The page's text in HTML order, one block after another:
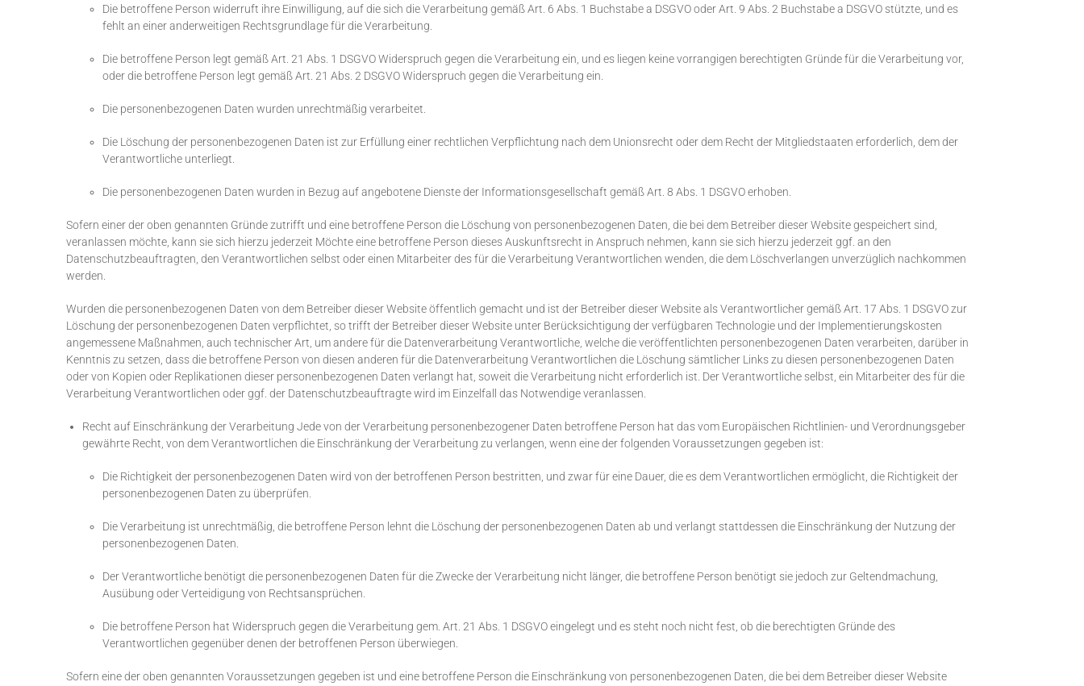
Die betroffene Person widerruft ihre Einwilligung, auf die sich die Verarbeitung gemäß Art. 6 Abs. 1 Buchstabe a DSGVO oder Art. 9 Abs. 2 Buchstabe a DSGVO stützte, und es
fehlt an einer anderweitigen Rechtsgrundlage für die Verarbeitung.
Die betroffene Person legt gemäß Art. 21 Abs. 1 DSGVO Widerspruch gegen die Verarbeitung ein, und es liegen keine vorrangigen berechtigten Gründe für die Verarbeitung vor,
oder die betroffene Person legt gemäß Art. 21 Abs. 2 DSGVO Widerspruch gegen die Verarbeitung ein.
Die personenbezogenen Daten wurden unrechtmäßig verarbeitet.
Die Löschung der personenbezogenen Daten ist zur Erfüllung einer rechtlichen Verpflichtung nach dem Unionsrecht oder dem Recht der Mitgliedstaaten erforderlich, dem der
Verantwortliche unterliegt.
Die personenbezogenen Daten wurden in Bezug auf angebotene Dienste der Informationsgesellschaft gemäß Art. 8 Abs. 1 DSGVO erhoben.
Sofern einer der oben genannten Gründe zutrifft und eine betroffene Person die Löschung von personenbezogenen Daten, die bei dem Betreiber dieser Website gespeichert sind,
veranlassen möchte, kann sie sich hierzu jederzeit Möchte eine betroffene Person dieses Auskunftsrecht in Anspruch nehmen, kann sie sich hierzu jederzeit ggf. an den
Datenschutzbeauftragten, den Verantwortlichen selbst oder einen Mitarbeiter des für die Verarbeitung Verantwortlichen wenden, die dem Löschverlangen unverzüglich nachkommen
werden.
Wurden die personenbezogenen Daten von dem Betreiber dieser Website öffentlich gemacht und ist der Betreiber dieser Website als Verantwortlicher gemäß Art. 17 Abs. 1 DSGVO zur
Löschung der personenbezogenen Daten verpflichtet, so trifft der Betreiber dieser Website unter Berücksichtigung der verfügbaren Technologie und der Implementierungskosten
angemessene Maßnahmen, auch technischer Art, um andere für die Datenverarbeitung Verantwortliche, welche die veröffentlichten personenbezogenen Daten verarbeiten, darüber in
Kenntnis zu setzen, dass die betroffene Person von diesen anderen für die Datenverarbeitung Verantwortlichen die Löschung sämtlicher Links zu diesen personenbezogenen Daten
oder von Kopien oder Replikationen dieser personenbezogenen Daten verlangt hat, soweit die Verarbeitung nicht erforderlich ist. Der Verantwortliche selbst, ein Mitarbeiter des für die
Verarbeitung Verantwortlichen oder ggf. der Datenschutzbeauftragte wird im Einzelfall das Notwendige veranlassen.
Recht auf Einschränkung der Verarbeitung Jede von der Verarbeitung personenbezogener Daten betroffene Person hat das vom Europäischen Richtlinien- und Verordnungsgeber
gewährte Recht, von dem Verantwortlichen die Einschränkung der Verarbeitung zu verlangen, wenn eine der folgenden Voraussetzungen gegeben ist:
Die Richtigkeit der personenbezogenen Daten wird von der betroffenen Person bestritten, und zwar für eine Dauer, die es dem Verantwortlichen ermöglicht, die Richtigkeit der
personenbezogenen Daten zu überprüfen.
Die Verarbeitung ist unrechtmäßig, die betroffene Person lehnt die Löschung der personenbezogenen Daten ab und verlangt stattdessen die Einschränkung der Nutzung der
personenbezogenen Daten.
Der Verantwortliche benötigt die personenbezogenen Daten für die Zwecke der Verarbeitung nicht länger, die betroffene Person benötigt sie jedoch zur Geltendmachung,
Ausübung oder Verteidigung von Rechtsansprüchen.
Die betroffene Person hat Widerspruch gegen die Verarbeitung gem. Art. 21 Abs. 1 DSGVO eingelegt und es steht noch nicht fest, ob die berechtigten Gründe des
Verantwortlichen gegenüber denen der betroffenen Person überwiegen.
Sofern eine der oben genannten Voraussetzungen gegeben ist und eine betroffene Person die Einschränkung von personenbezogenen Daten, die bei dem Betreiber dieser Website